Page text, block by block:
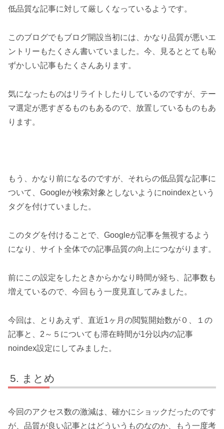
低品質な記事に対して厳しくなっているようです。
このブログでもブログ開設当初には、かなり品質が悪いエ
ントリーもたくさん書いていました。今、見るととても恥
ずかしい記事もたくさんあります。
気になったものはリライトしたりしているのですが、テー
マ選定が悪すぎるものもあるので、放置しているものもあ
ります。
もう、かなり前になるのですが、それらの低品質な記事に
ついて、Googleが検索対象としないようにnoindexという
タグを付けていました。
このタグを付けることで、Googleが記事を無視するよう
になり、サイト全体での記事品質の向上につながります。
前にこの設定をしたときからかなり時間が経ち、記事数も
増えているので、今回もう一度見直してみました。
今回は、とりあえず、直近1ヶ月の閲覧開始数が０、１の
記事と、2～５についても滞在時間が1分以内の記事
noindex設定にしてみました。
まとめ
今回のアクセス数の激減は、確かにショックだったのです
が、品質が良い記事とはどういうものなのか、もう一度考